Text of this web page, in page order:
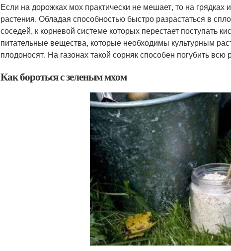
Если на дорожках мох практически не мешает, то на грядках
растения. Обладая способностью быстро разрастаться в
соседей, к корневой системе которых перестает поступать
питательные вещества, которые необходимы культурным
плодоносят. На газонах такой сорняк способен погубить всю
Как бороться с зеленым мхом